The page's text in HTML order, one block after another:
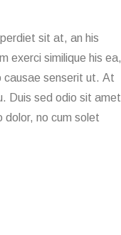
sit at, an his
exerci similique his ea,
causae senserit ut. At
Duis sed odio sit amet
no cum solet